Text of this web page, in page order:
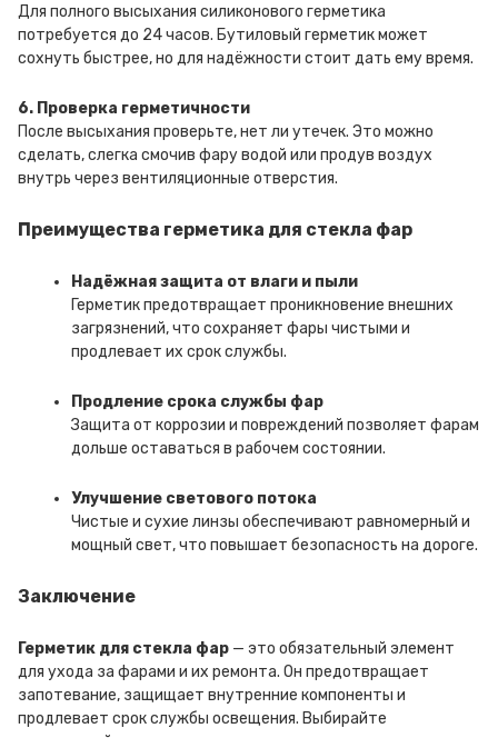
Для полного высыхания силиконового герметика
потребуется до 24 часов. Бутиловый герметик может
сохнуть быстрее, но для надёжности стоит дать ему время.
6. Проверка герметичности
После высыхания проверьте, нет ли утечек. Это можно
сделать, слегка смочив фару водой или продув воздух
внутрь через вентиляционные отверстия.
Преимущества герметика для стекла фар
Надёжная защита от влаги и пыли
Герметик предотвращает проникновение внешних
загрязнений, что сохраняет фары чистыми и
продлевает их срок службы.
Продление срока службы фар
Защита от коррозии и повреждений позволяет фарам
дольше оставаться в рабочем состоянии.
Улучшение светового потока
Чистые и сухие линзы обеспечивают равномерный и
мощный свет, что повышает безопасность на дороге.
Заключение
Герметик для стекла фар — это обязательный элемент
для ухода за фарами и их ремонта. Он предотвращает
запотевание, защищает внутренние компоненты и
продлевает срок службы освещения. Выбирайте